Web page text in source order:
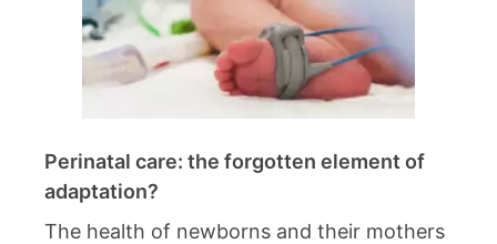
Perinatal care: the forgotten element of
adaptation?
The health of newborns and their mothers